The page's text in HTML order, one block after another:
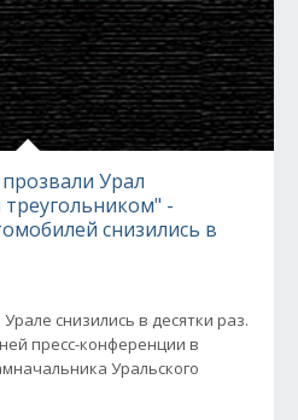
Урал
-
снизились в
снизились в десятки раз.
пресс-конференции в
Уральского